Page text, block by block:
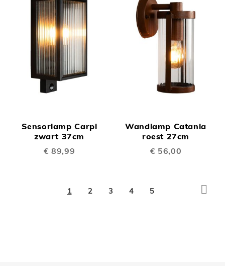
Sensorlamp Carpi
zwart 37cm
€ 89,99
Wandlamp Catania
roest 27cm
€ 56,00
Pagina
U
1 Pagina
2 Pagina
3 Pagina
4 Pagina
5